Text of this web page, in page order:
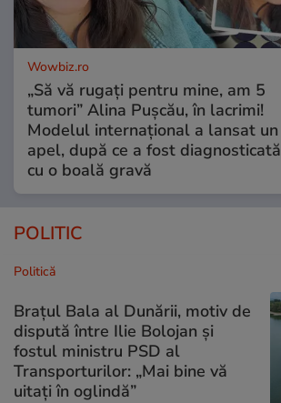
Wowbiz.ro
„Să vă rugați pentru mine, am 5
tumori” Alina Pușcău, în lacrimi!
Modelul internațional a lansat un
apel, după ce a fost diagnosticată
cu o boală gravă
POLITIC
Politică
Brațul Bala al Dunării, motiv de
dispută între Ilie Bolojan și
fostul ministru PSD al
Transporturilor: „Mai bine vă
uitați în oglindă”